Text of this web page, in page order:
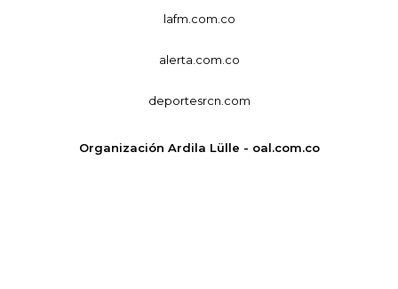
lafm.com.co
alerta.com.co
deportesrcn.com
Organización Ardila Lülle - oal.com.co